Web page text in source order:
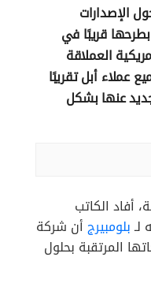
الإصدارات
بطرحها قريبًا في
العملاقة
عملاء أبل تقريبًا
عنها بشكل
أفاد الكاتب
لـبلومبيرجأن شركة
المرتقبة بحلول